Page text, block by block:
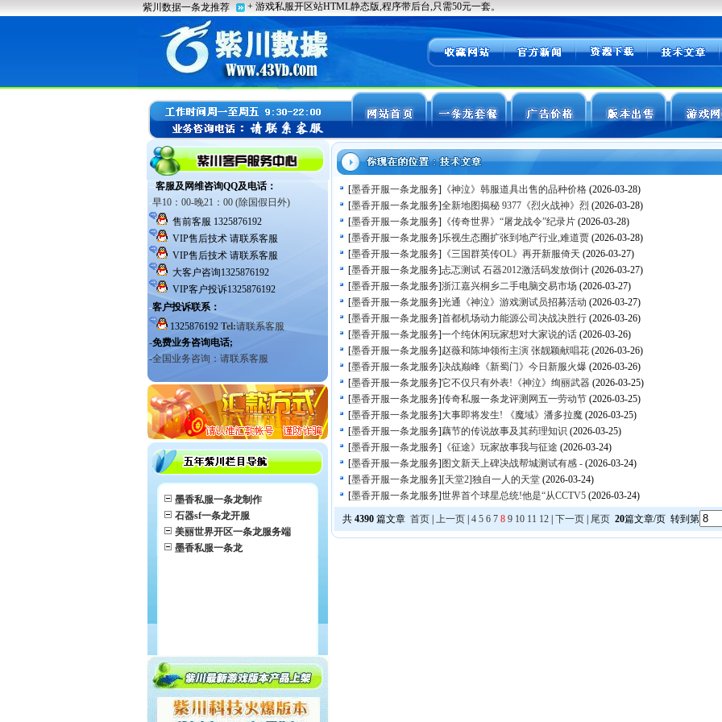
墨香私服一条龙制作
石器sf一条龙开服
美丽世界开区一条龙服务端
墨香私服一条龙
[墨香开服一条龙服务] 《神泣》韩服道具出售的品种价格 (2026-03-28)
[墨香开服一条龙服务]全新地图揭秘 9377《烈火战神》烈 (2026-03-28)
[墨香开服一条龙服务] 《传奇世界》“屠龙战令”纪录片 (2026-03-28)
[墨香开服一条龙服务]乐视生态圈扩张到地产行业,难道贾 (2026-03-28)
[墨香开服一条龙服务] 《三国群英传OL》再开新服倚天 (2026-03-27)
[墨香开服一条龙服务]忐忑测试 石器2012激活码发放倒计 (2026-03-27)
[墨香开服一条龙服务]浙江嘉兴桐乡二手电脑交易市场 (2026-03-27)
[墨香开服一条龙服务]光通《神泣》游戏测试员招募活动 (2026-03-27)
[墨香开服一条龙服务]首都机场动力能源公司决战决胜行 (2026-03-26)
[墨香开服一条龙服务]一个纯休闲玩家想对大家说的话 (2026-03-26)
[墨香开服一条龙服务]赵薇和陈坤领衔主演 张靓颖献唱花 (2026-03-26)
[墨香开服一条龙服务]决战巅峰《新蜀门》今日新服火爆 (2026-03-26)
[墨香开服一条龙服务]它不仅只有外表!《神泣》绚丽武器 (2026-03-25)
[墨香开服一条龙服务]传奇私服一条龙评测网五一劳动节 (2026-03-25)
[墨香开服一条龙服务]大事即将发生! 《魔域》潘多拉魔 (2026-03-25)
[墨香开服一条龙服务]藕节的传说故事及其药理知识 (2026-03-25)
[墨香开服一条龙服务] 《征途》玩家故事我与征途 (2026-03-24)
[墨香开服一条龙服务] 图文新天上碑决战帮城测试有感 - (2026-03-24)
[墨香开服一条龙服务][天堂2]独自一人的天堂 (2026-03-24)
[墨香开服一条龙服务]世界首个球星总统!他是“从CCTV5 (2026-03-24)
共 4390 篇文章 首页 上一页 4 5 6 7 8 9 10 11 12 下一页 尾页 20篇文章/页 转到第